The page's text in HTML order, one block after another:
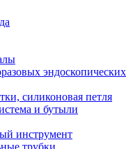
эндоскопических
силиконовая петля
и бутыли
инструмент
трубки